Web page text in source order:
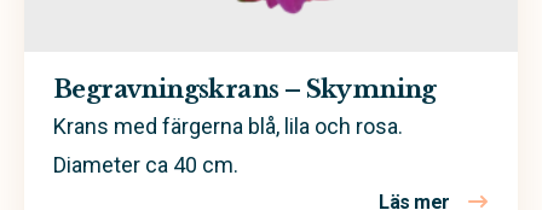
Begravningskrans – Skymning
Krans med färgerna blå, lila och rosa.
Diameter ca 40 cm.
Läs mer om